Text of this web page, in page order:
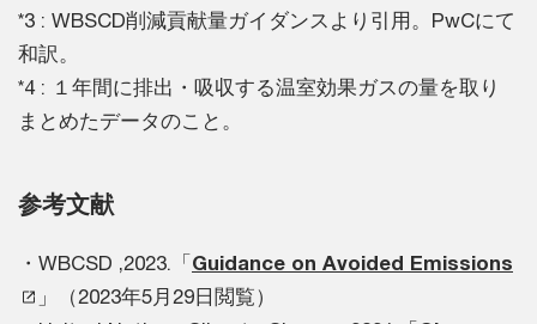
*3 : WBSCD削減貢献量ガイダンスより引用。PwCにて
和訳。
*4 : １年間に排出・吸収する温室効果ガスの量を取り
まとめたデータのこと。
参考文献
・WBCSD ,2023.「Guidance on Avoided Emissions
」（2023年5月29日閲覧）